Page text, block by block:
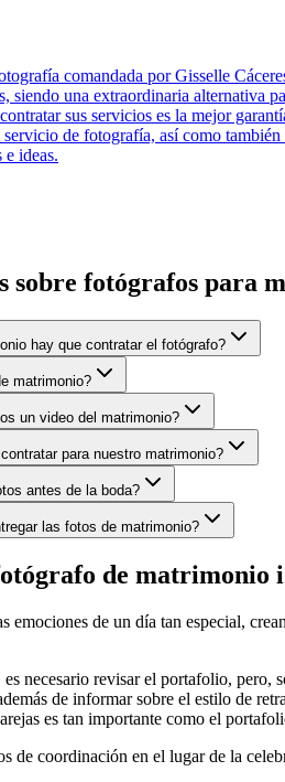
comandada por Gisselle
siendo una extraordinaria alternativa
sus servicios es la mejor
de fotografía, así como
e ideas.
sobre fotógrafos para
hay que contratar el fotógrafo?
matrimonio?
un video del matrimonio?
para nuestro matrimonio?
antes de la boda?
las fotos de matrimonio?
de matrimonio
emociones de un día tan especial,
necesario revisar el portafolio,
de informar sobre el estilo de
es tan importante como el
de coordinación en el lugar de la